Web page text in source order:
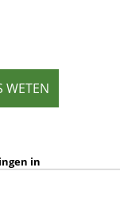
WETEN
in